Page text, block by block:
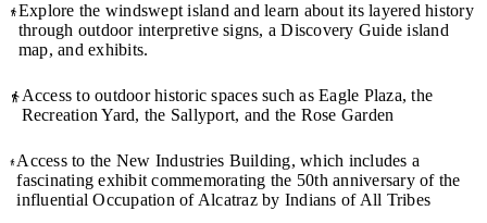
Explore the windswept island and learn about its layered history
through outdoor interpretive signs, a Discovery Guide island
map, and exhibits.
Access to outdoor historic spaces such as Eagle Plaza, the
Recreation Yard, the Sallyport, and the Rose Garden
Access to the New Industries Building, which includes a
fascinating exhibit commemorating the 50th anniversary of the
influential Occupation of Alcatraz by Indians of All Tribes